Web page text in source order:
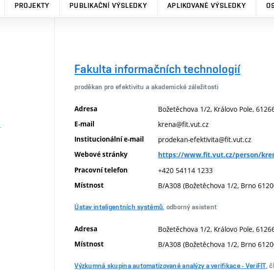
PROJEKTY PUBLIKAČNÍ VÝSLEDKY APLIKOVANÉ VÝSLEDKY
Fakulta informačních technologií
proděkan pro efektivitu a akademické záležitosti
Adresa Božetěchova 1/2, Královo Pole,
E-mail krena@fit.vut.cz
Institucionální e-mail prodekan-efektivita@fit.vut.cz
Webové stránky
https://www.fit.vut.cz/person/
Pracovní telefon
+420 54114 1233
Místnost B/A308 (Božetěchova 1/2, Brno
Ústav inteligentních systémů , odborný asistent
Adresa Božetěchova 1/2, Královo Pole,
Místnost B/A308 (Božetěchova 1/2, Brno
Výzkumná skupina automatizované analýzy a verifikace - VeriFIT,